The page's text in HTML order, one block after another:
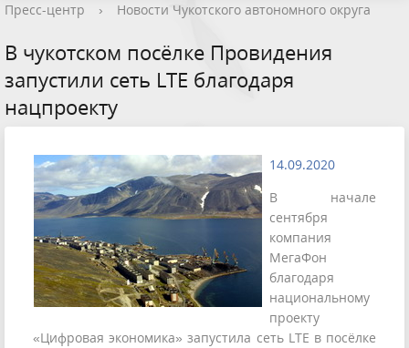
Пресс-центр › Новости Чукотского автономного округа
В чукотском посёлке Провидения
запустили сеть LTE благодаря
нацпроекту
14.09.2020
В начале
сентября
компания
МегаФон
благодаря
национальному
проекту
«Цифровая экономика» запустила сеть LTE в посёлке